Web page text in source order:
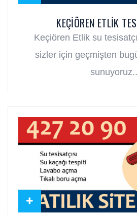
KEÇIÖREN ETLIK
Keçiören Etlik su
sizler için geçmişten
sunuyoruz..